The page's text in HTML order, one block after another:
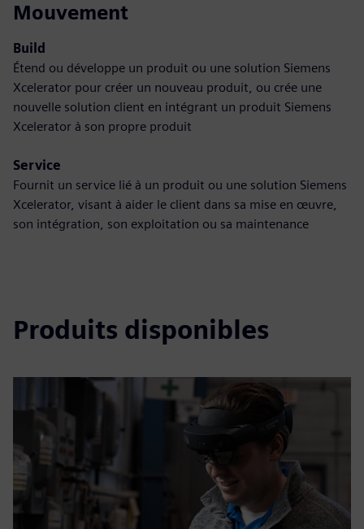
Mouvement
Build
Étend ou développe un produit ou une solution Siemens
Xcelerator pour créer un nouveau produit, ou crée une
nouvelle solution client en intégrant un produit Siemens
Xcelerator à son propre produit
Service
Fournit un service lié à un produit ou une solution Siemens
Xcelerator, visant à aider le client dans sa mise en œuvre,
son intégration, son exploitation ou sa maintenance
Produits disponibles